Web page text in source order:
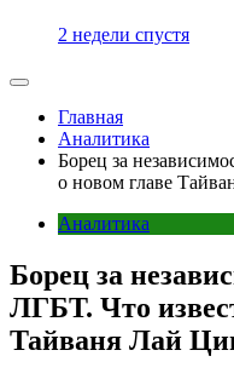
2 недели спустя
Главная
Аналитика
Борец за
о новом главе
Аналитика
Борец за
ЛГБТ. Что
Тайваня Лай